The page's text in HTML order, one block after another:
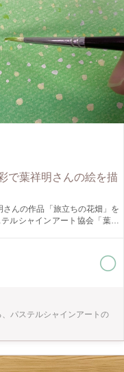
で葉祥明さんの絵を描
んの作品「旅立ちの花畑」を
ルシャインアート協会「葉祥
絵のベースの色を塗っていき
を使って、灯台・女の子・鳥
せんか？途中ランチ休憩を含
り少
用意しますが、ご自身で普段
い筆があると便利です。
パステルシャインアートの